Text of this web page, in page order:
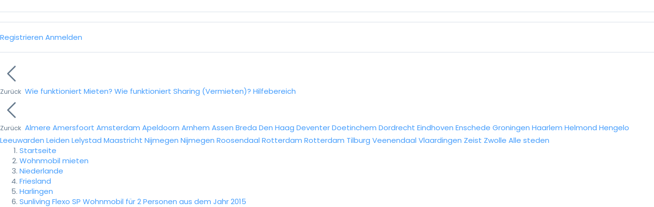
Registrieren Anmelden
Zurück Wie funktioniert Mieten? Wie funktioniert Sharing (Vermieten)? Hilfebereich
Zurück Almere Amersfoort Amsterdam Apeldoorn Arnhem Assen Breda Den Haag DeventerDoetinchem Dordrecht Eindhoven Enschede Groningen Haarlem Helmond Hengelo
Leeuwarden Leiden Lelystad Maastricht Nijmegen Nijmegen Roosendaal Rotterdam Rotterdam Tilburg Veenendaal Vlaardingen Zeist Zwolle Alle steden
Startseite
Wohnmobil mieten
Niederlande
Friesland
Harlingen
Sunliving Flexo SP Wohnmobil für 2 Personen aus dem Jahr 2015